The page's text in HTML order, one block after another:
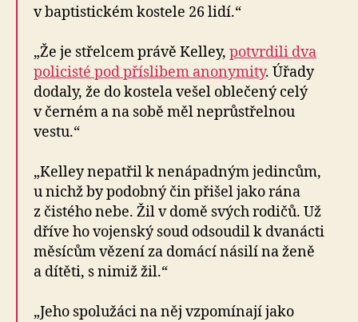
v baptistickém kostele 26 lidí.“
„Že je střelcem právě Kelley, potvrdili dva
policisté pod přísli­bem anonymity. Úřady
dodaly, že do kostela vešel oblečený celý
v černém a na sobě měl neprůstřelnou
vestu.“
„Kelley nepatřil k ne­ná­pad­ným jedincům,
u nichž by podobný čin přišel jako rána
z čistého nebe. Žil v domě svých rodičů. Už
dříve ho vojenský soud odsoudil k dva­nácti
měsícům vězení za domácí násilí na ženě
a dítěti, s nimiž žil.“
„Jeho spolu­žáci na něj vzpomínají jako